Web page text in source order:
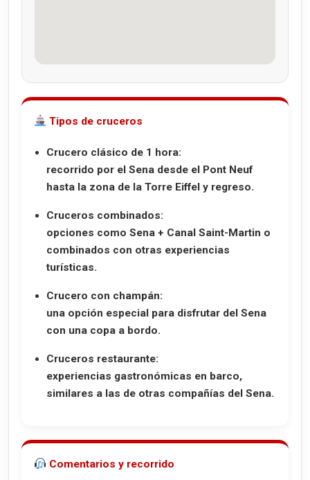
Tipos de cruceros
Crucero clásico de 1 hora:
recorrido por el Sena desde el Pont Neuf
hasta la zona de la Torre Eiffel y regreso.
Cruceros combinados:
opciones como Sena + Canal Saint-Martin o
combinados con otras experiencias
turísticas.
Crucero con champán:
una opción especial para disfrutar del Sena
con una copa a bordo.
Cruceros restaurante:
experiencias gastronómicas en barco,
similares a las de otras compañías del Sena.
Comentarios y recorrido